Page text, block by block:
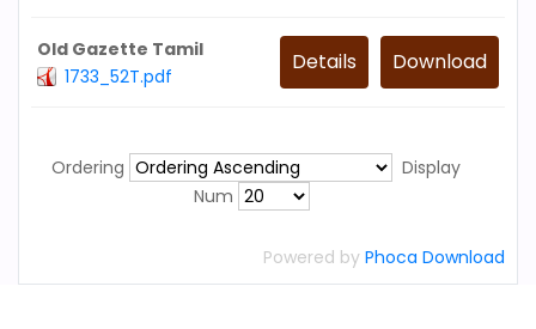
Old Gazette Tamil
1733_52T.pdf
Download
Details
Ordering
Display
Num
Powered by Phoca Download